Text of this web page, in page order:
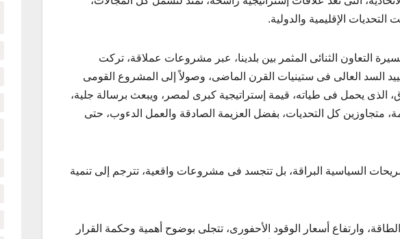
الإقليمية والدولية.
التعاون الثنائى المثمر بين بلدينا، عبر مشروعات عملاقة، تركت
السد العالى فى ستينيات القرن الماضى، وصولاً إلى المشروع القومى
الذى يحمل فى طياته، قيمة إستراتيجية كبرى لمصر، ويبعث برسالة جلية،
متجاوزين كل التحديات، بفضل العزيمة الصادقة والعمل الدءوب، حتى
السياسية البراقة، بل تتجسد فى مشروعات واقعية، تترجم إلى تنمية
وارتفاع أسعار الوقود الأحفورى، تتجلى بوضوح أهمية وحكمة القرار